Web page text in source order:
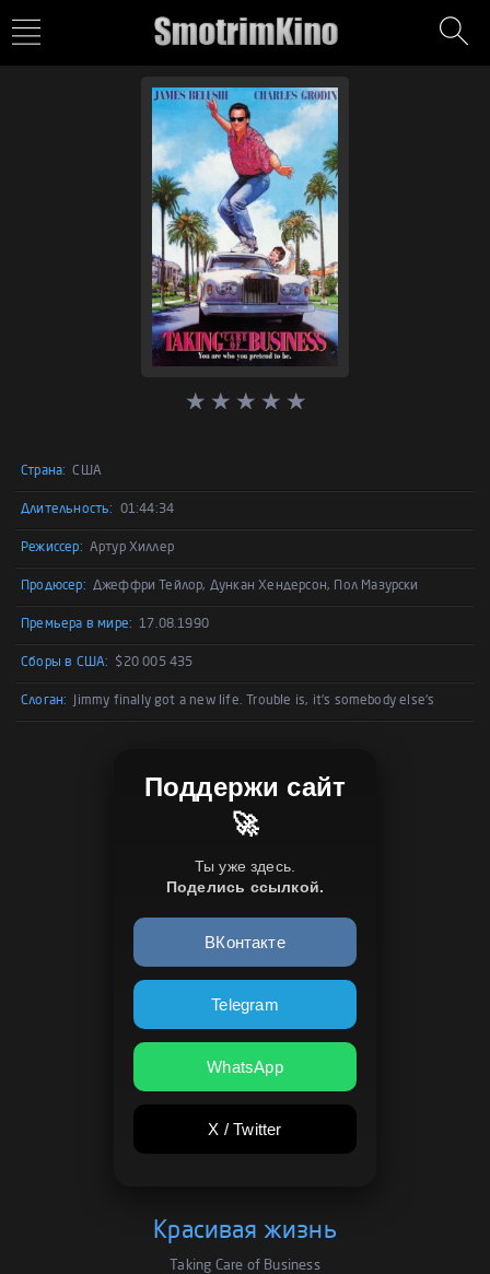
Страна: США
Длительность: 01:44:34
Режиссер: Артур Хиллер
Продюсер: Джеффри Тейлор, Дункан Хендерсон, Пол Мазурски
Премьера в мире: 17.08.1990
Сборы в США: $20 005 435
Слоган: Jimmy finally got a new life. Trouble is, it's somebody else's
Поддержи сайт
🚀
Ты уже здесь.
Поделись ссылкой.
ВКонтакте
Telegram
WhatsApp
X / Twitter
Красивая жизнь
Taking Care of Business